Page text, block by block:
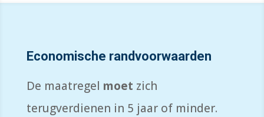
Economische randvoorwaarden
De maatregel moet zich
terugverdienen in 5 jaar of minder.